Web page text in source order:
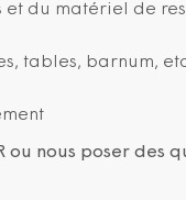
et du matériel de
tables, barnum,
ou nous poser des